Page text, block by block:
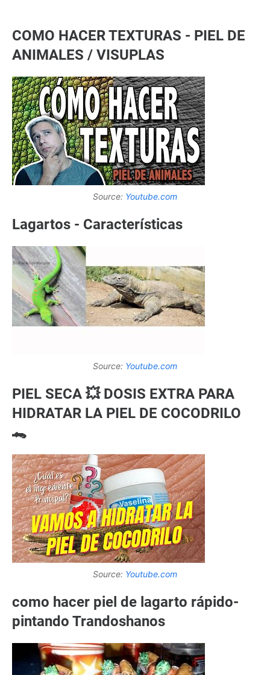
COMO HACER TEXTURAS - PIEL DE
ANIMALES / VISUPLAS
Source: Youtube.com
Lagartos - Características
Source: Youtube.com
PIEL SECA 💥 DOSIS EXTRA PARA
HIDRATAR LA PIEL DE COCODRILO
🐊
Source: Youtube.com
como hacer piel de lagarto rápido-
pintando Trandoshanos